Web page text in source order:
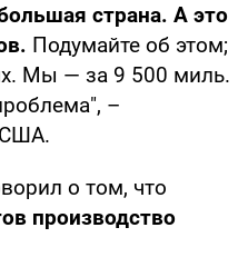
страна. А это
Подумайте об этом;
Мы — за 9 500 миль.
–
США.
о том, что
производство